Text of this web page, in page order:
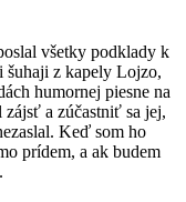
všetky podklady k
šuhaji z kapely Lojzo,
humornej piesne na
zájsť a zúčastniť sa jej,
Keď som ho
prídem, a ak budem